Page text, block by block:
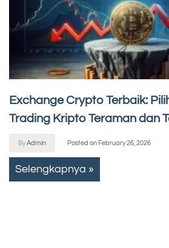
Exchange Crypto Terbaik:
Trading Kripto Teraman dan
ByAdmin Posted on February 26, 2026
Selengkapnya »